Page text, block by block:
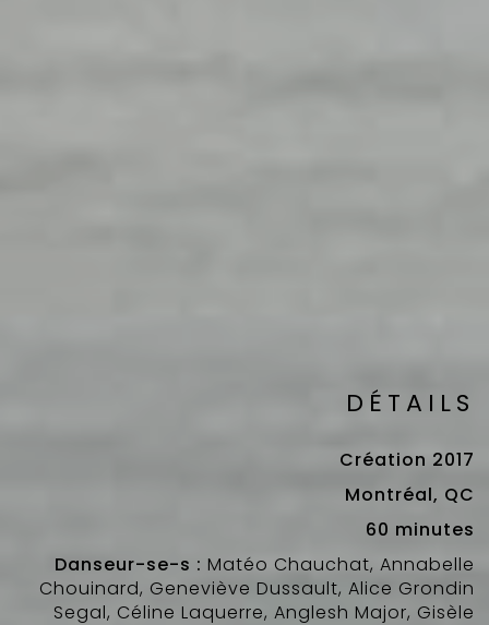
DÉTAILS
Création 2017
Montréal, QC
60 minutes
Danseur-se-s : Matéo Chauchat, Annabelle
Chouinard, Geneviève Dussault, Alice Grondin
Segal, Céline Laquerre, Anglesh Major, Gisèle